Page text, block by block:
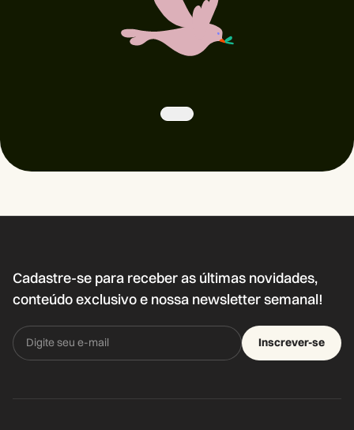
Cadastre-se para receber as últimas novidades,
conteúdo exclusivo e nossa newsletter semanal!
Inscrever-se